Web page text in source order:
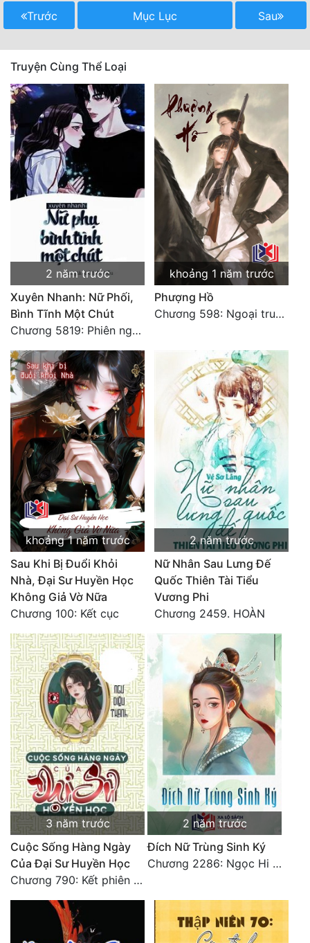
Trước Mục Lục Sau
Truyện Cùng Thể Loại
2 năm trước
Xuyên Nhanh: Nữ Phối,
Bình Tĩnh Một Chút
Chương 5819: Phiên ngoại: Trở lại STARS [HẾT]
khoảng 1 năm trước
Phượng Hồ
Chương 598: Ngoại truyện: Tiểu Tiểu Ký
khoảng 1 năm trước
Sau Khi Bị Đuổi Khỏi
Nhà, Đại Sư Huyền Học
Không Giả Vờ Nữa
Chương 100: Kết cục
2 năm trước
Nữ Nhân Sau Lưng Đế
Quốc Thiên Tài Tiểu
Vương Phi
Chương 2459. HOÀN
3 năm trước
Cuộc Sống Hàng Ngày
Của Đại Sư Huyền Học
Chương 790: Kết phiên ngoại
2 năm trước
Đích Nữ Trùng Sinh Ký
Chương 2286: Ngọc Hi phiên ngoại (40)